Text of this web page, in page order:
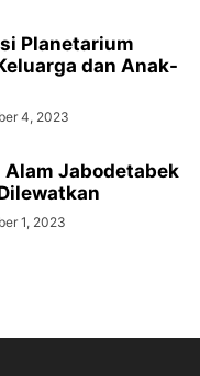
Planetarium
dan Anak-
4, 2023
Jabodetabek
1, 2023